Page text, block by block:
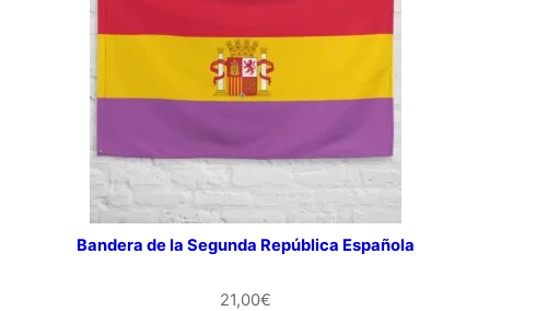
16,00€
Bandera de la Segunda República Española
21,00€